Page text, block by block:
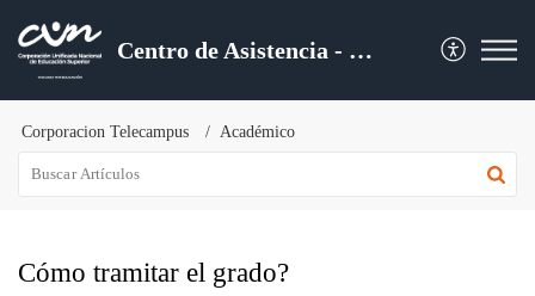
Centro de Asistencia - CUN
Corporacion Telecampus Académico
Cómo tramitar el grado?